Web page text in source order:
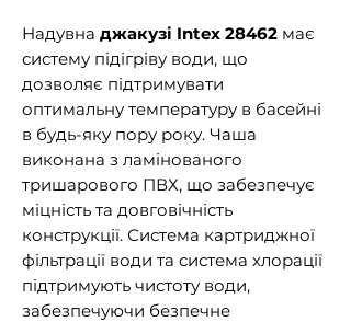
Надувна джакузі Intex 28462 має
систему підігріву води, що
дозволяє підтримувати
оптимальну температуру в басейні
в будь-яку пору року. Чаша
виконана з ламінованого
тришарового ПВХ, що забезпечує
міцність та довговічність
конструкції. Система картриджної
фільтрації води та система хлорації
підтримують чистоту води,
забезпечуючи безпечне